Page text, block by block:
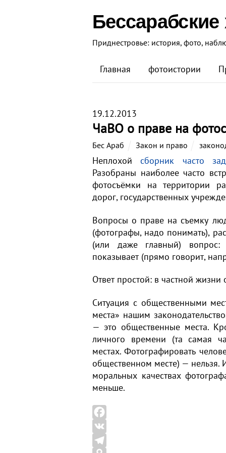
Бессарабские
Приднестровье: история, фото,
Главная фотоистории
19.12.2013
ЧаВО о праве на
Бес Араб Закон и право
Неплохойсборник часто
Разобраны наиболее часто
фотосъёмки на территории
дорог, государственных
Вопросы о праве на съемку
(фотографы, надо понимать),
(или даже главный)
показывает (прямо говорит,
Ответ простой: в частной жизни
Ситуация с общественными
места» нашим
— это общественные места.
личного времени (та самая
местах. Фотографировать
общественном месте) — нельзя.
моральных качествах
меньше.
F
a
V